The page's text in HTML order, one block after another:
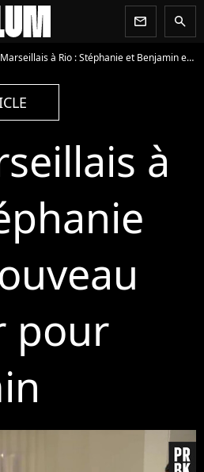
newsletter search
à Rio : Stéphanie et Benjamin encore en couple ?
à
pour